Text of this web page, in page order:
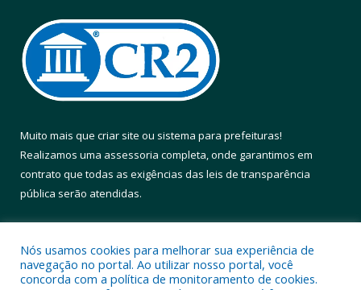
Muito mais que criar site ou sistema para prefeituras!
Realizamos uma assessoria completa, onde garantimos em
contrato que todas as exigências das leis de transparência
pública serão atendidas.
Nós usamos cookies para melhorar sua experiência de
navegação no portal. Ao utilizar nosso portal, você
concorda com a política de monitoramento de cookies.